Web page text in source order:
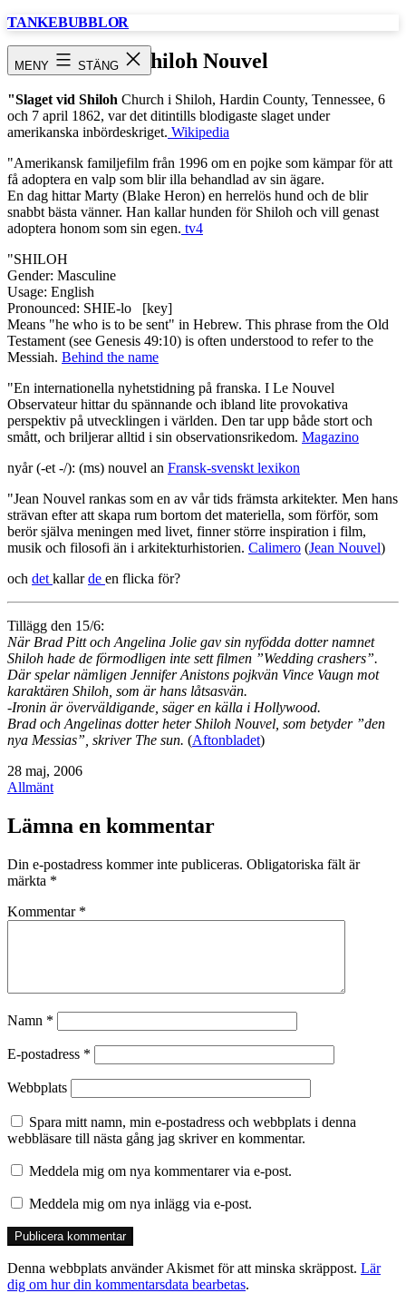
Hoppa
TANKEBUBBLOR
MENY STÄNG Shiloh Nouvel
"Slaget vid Shiloh Church i Shiloh, Hardin County, Tennessee, 6
och 7 april 1862, var det ditintills blodigaste slaget under
amerikanska inbördeskriget. Wikipedia
"Amerikansk familjefilm från 1996 om en pojke som kämpar för att
få adoptera en valp som blir illa behandlad av sin ägare.
En dag hittar Marty (Blake Heron) en herrelös hund och de blir
snabbt bästa vänner. Han kallar hunden för Shiloh och vill genast
adoptera honom som sin egen. tv4
"SHILOH
Gender: Masculine
Usage: English
Pronounced: SHIE-lo [key]
Means "he who is to be sent" in Hebrew. This phrase from the Old
Testament (see Genesis 49:10) is often understood to refer to the
Messiah. Behind the name
"En internationella nyhetstidning på franska. I Le Nouvel
Observateur hittar du spännande och ibland lite provokativa
perspektiv på utvecklingen i världen. Den tar upp både stort och
smått, och briljerar alltid i sin observationsrikedom. Magazino
nyår (-et -/): (ms) nouvel an Fransk-svenskt lexikon
"Jean Nouvel rankas som en av vår tids främsta arkitekter. Men hans
strävan efter att skapa rum bortom det materiella, som förför, som
berör själva meningen med livet, finner större inspiration i film,
musik och filosofi än i arkitekturhistorien. Calimero (Jean Nouvel)
och det kallarde en flicka för?
Tillägg den 15/6:
När Brad Pitt och Angelina Jolie gav sin nyfödda dotter namnet
Shiloh hade de förmodligen inte sett filmen ”Wedding crashers”.
Där spelar nämligen Jennifer Anistons pojkvän Vince Vaugn mot
karaktären Shiloh, som är hans låtsasvän.
-Ironin är överväldigande, säger en källa i Hollywood.
Brad och Angelinas dotter heter Shiloh Nouvel, som betyder ”den
nya Messias”, skriver The sun. (Aftonbladet)
Publicerat
den
28 maj, 2006
Kategoriserat
Allmänt
Lämna en kommentar
Din e-postadress kommer inte publiceras. Obligatoriska fält är
märkta *
Kommentar *
Namn *
E-postadress *
Webbplats
Spara mitt namn, min e-postadress och webbplats i denna
webbläsare till nästa gång jag skriver en kommentar.
Meddela mig om nya kommentarer via e-post.
Meddela mig om nya inlägg via e-post.
Denna webbplats använder Akismet för att minska skräppost. Lär
dig om hur din kommentarsdata bearbetas.